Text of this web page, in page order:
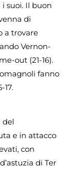
i suoi. Il buon
di
a trovare
Vernon-
out (21-16).
fanno
del
e in attacco
con
di Ter